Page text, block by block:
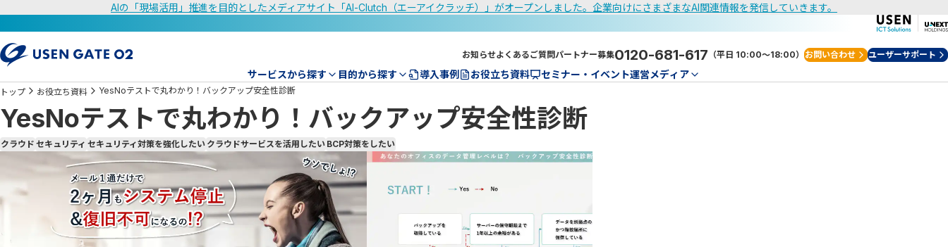
AIの「現場活用」推進を目的としたメディアサイト「AI-Clutch（エーアイクラッチ）」がオープンしました。企業向けにさまざまなAI関連情報を発信していきます。
お知らせよくあるご質問パートナー募集0120-681-617 （平日 10:00～18:00） お問い合わせ ユーザーサポート
サービスから探す 目的から探す 導入事例 お役立ち資料 セミナー・イベント運営メディア
トップ お役立ち資料 YesNoテストで丸わかり！バックアップ安全性診断
YesNoテストで丸わかり！バックアップ安全性診断
クラウド セキュリティ セキュリティ対策を強化したい クラウドサービスを活用したい BCP対策をしたい